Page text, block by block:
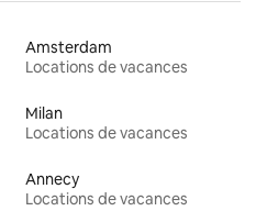
Amsterdam
Locations de vacances
Milan
Locations de vacances
Annecy
Locations de vacances